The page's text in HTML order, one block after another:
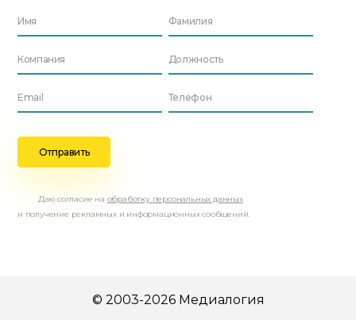
Даю согласие на обработку персональных данных
и получение рекламных и информационных сообщений.
© 2003-2026 Медиалогия